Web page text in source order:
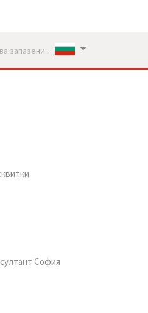
запазени..
София